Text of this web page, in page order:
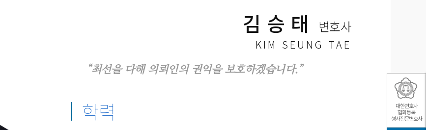
김승태 변호사
KIM SEUNG TAE
“최선을 다해 의뢰인의 권익을 보호하겠습니다.”
학력
대한변호사
협회등록
형사전문변호사